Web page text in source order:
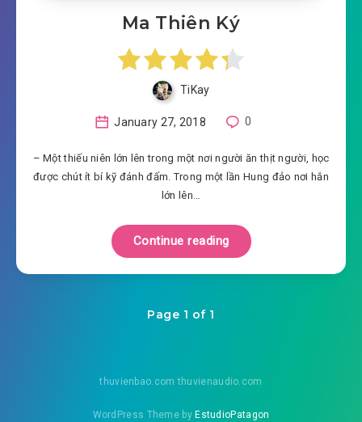
Ma Thiên Ký
TiKay
January 27, 2018 0
– Một thiếu niên lớn lên trong một nơi người ăn thịt người, học
được chút ít bí kỹ đánh đấm. Trong một lần Hung đảo nơi hắn
lớn lên…
Continue reading
Page 1 of 1
thuvienbao.com thuvienaudio.com
WordPress Theme byEstudioPatagon